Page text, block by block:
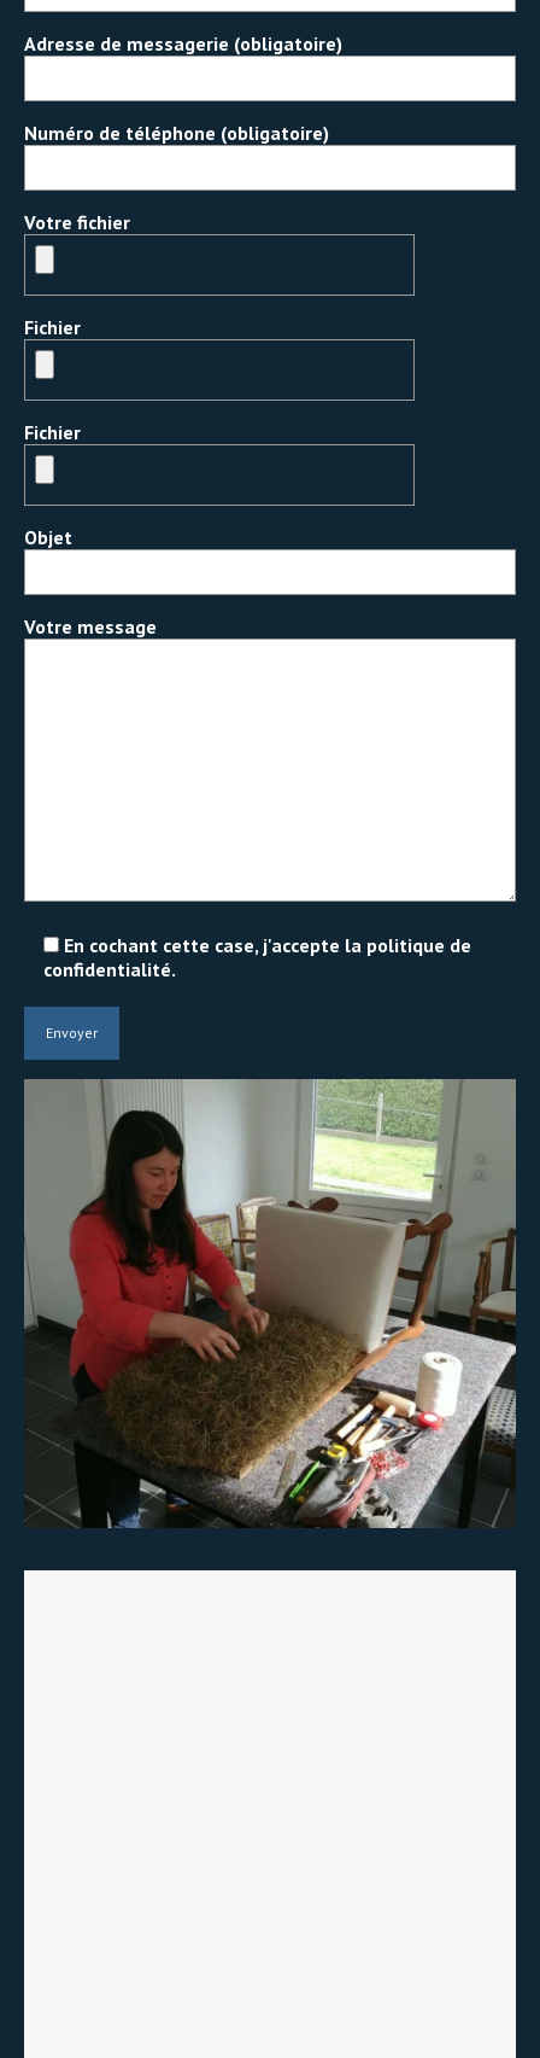
Adresse de messagerie (obligatoire)
Numéro de téléphone (obligatoire)
Votre fichier
Fichier
Fichier
Objet
Votre message
En cochant cette case, j'accepte la politique de
confidentialité.